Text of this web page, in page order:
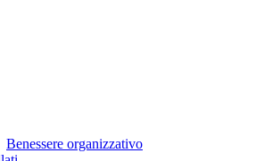
Benessere organizzativo